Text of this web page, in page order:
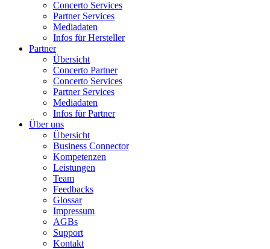
Concerto Services
Partner Services
Mediadaten
Infos für Hersteller
Partner
Übersicht
Concerto Partner
Concerto Services
Partner Services
Mediadaten
Infos für Partner
Über uns
Übersicht
Business Connector
Kompetenzen
Leistungen
Team
Feedbacks
Glossar
Impressum
AGBs
Support
Kontakt